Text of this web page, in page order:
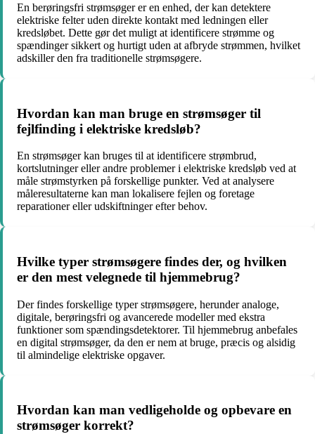
En berøringsfri strømsøger er en enhed, der kan detektere
elektriske felter uden direkte kontakt med ledningen eller
kredsløbet. Dette gør det muligt at identificere strømme og
spændinger sikkert og hurtigt uden at afbryde strømmen, hvilket
adskiller den fra traditionelle strømsøgere.
Hvordan kan man bruge en strømsøger til
fejlfinding i elektriske kredsløb?
En strømsøger kan bruges til at identificere strømbrud,
kortslutninger eller andre problemer i elektriske kredsløb ved at
måle strømstyrken på forskellige punkter. Ved at analysere
måleresultaterne kan man lokalisere fejlen og foretage
reparationer eller udskiftninger efter behov.
Hvilke typer strømsøgere findes der, og hvilken
er den mest velegnede til hjemmebrug?
Der findes forskellige typer strømsøgere, herunder analoge,
digitale, berøringsfri og avancerede modeller med ekstra
funktioner som spændingsdetektorer. Til hjemmebrug anbefales
en digital strømsøger, da den er nem at bruge, præcis og alsidig
til almindelige elektriske opgaver.
Hvordan kan man vedligeholde og opbevare en
strømsøger korrekt?